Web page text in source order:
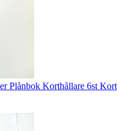
Plånbok Korthållare 6st Kort